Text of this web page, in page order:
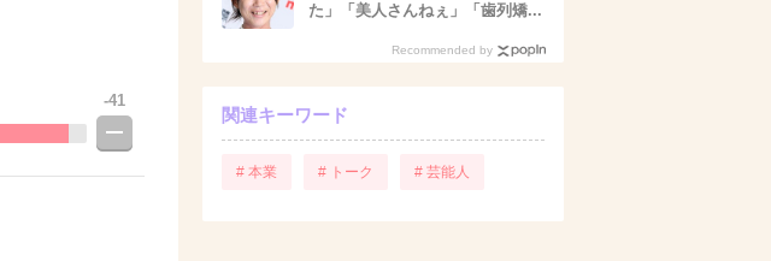
-41
た」「美人さんねぇ」「歯列矯...
Recommended by
関連キーワード
# 本業 # トーク # 芸能人